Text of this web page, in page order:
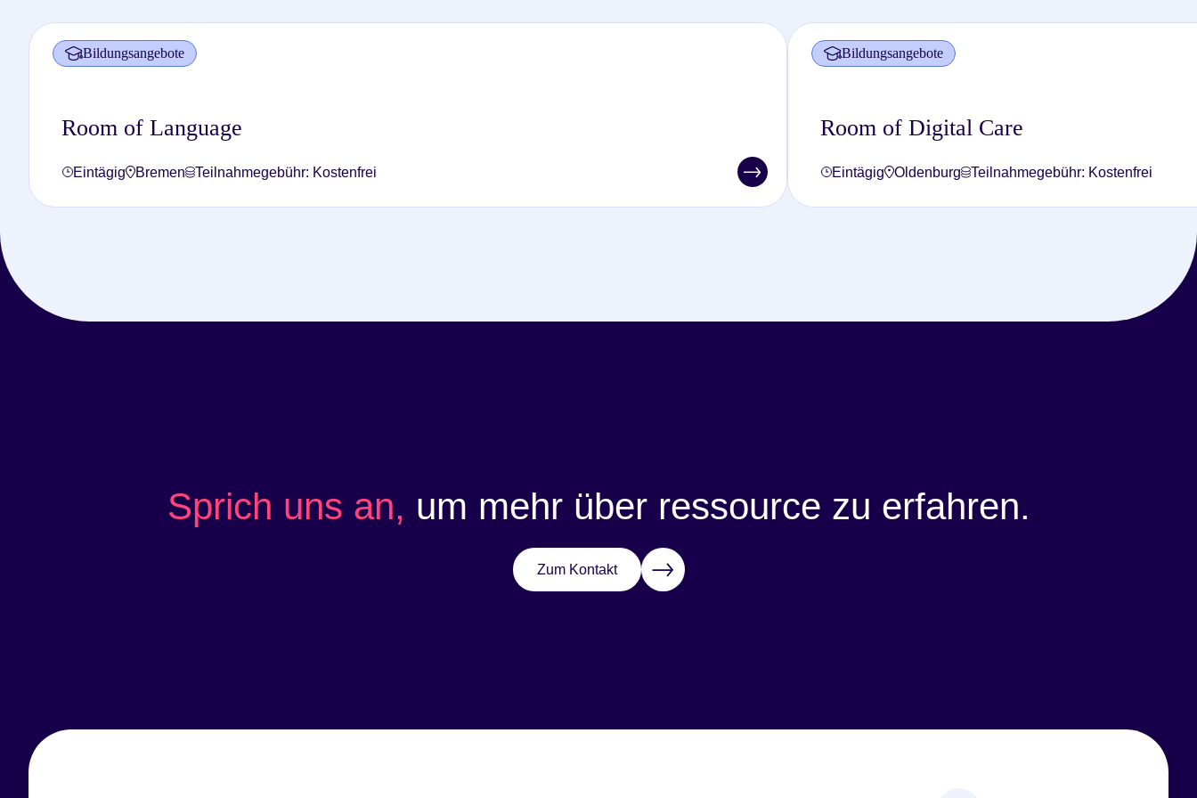
Bildungsangebote
Room of Language
Eintägig Bremen Teilnahmegebühr: Kostenfrei
Bildungsangebote
Room of Digital Care
Eintägig Oldenburg Teilnahmegebühr: Kostenfrei
Sprich uns an, um mehr über ressource zu erfahren.
Zum Kontakt